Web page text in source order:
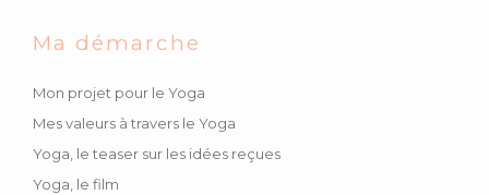
Ma démarche
Mon projet pour le Yoga
Mes valeurs à travers le Yoga
Yoga, le teaser sur les idées reçues
Yoga, le film